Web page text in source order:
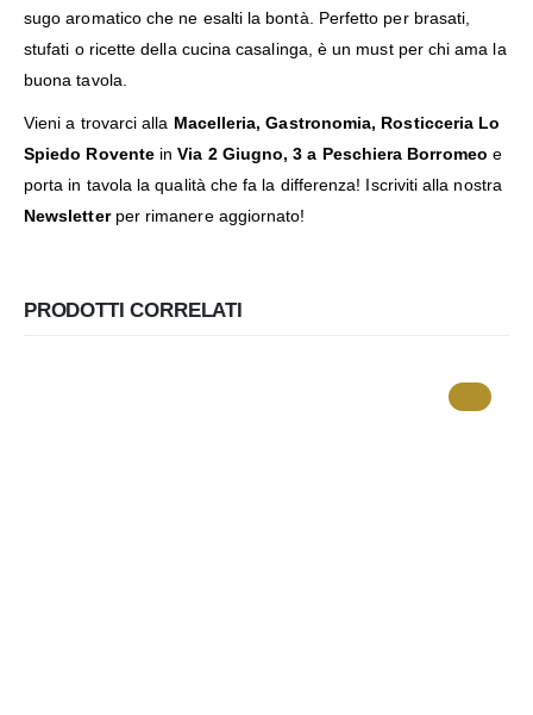
sugo aromatico che ne esalti la bontà. Perfetto per brasati,
stufati o ricette della cucina casalinga, è un must per chi ama la
buona tavola.
Vieni a trovarci alla Macelleria, Gastronomia, Rosticceria Lo
Spiedo RoventeinVia 2 Giugno, 3 a Peschiera Borromeo e
porta in tavola la qualità che fa la differenza! Iscriviti alla nostra
Newsletterper rimanere aggiornato!
PRODOTTI CORRELATI